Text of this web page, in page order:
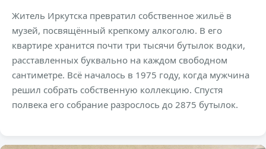
Житель Иркутска превратил собственное жильё в
музей, посвящённый крепкому алкоголю. В его
квартире хранится почти три тысячи бутылок водки,
расставленных буквально на каждом свободном
сантиметре. Всё началось в 1975 году, когда мужчина
решил собрать собственную коллекцию. Спустя
полвека его собрание разрослось до 2875 бутылок.